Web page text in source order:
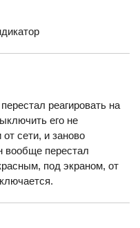
реагировать на
его не
сети, и заново
вообще перестал
под экраном, от